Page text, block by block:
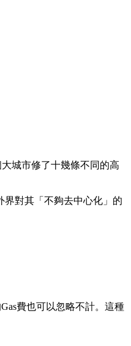
城市修了十幾條不同的高
界對其「不夠去中心化」的
費也可以忽略不計。這種